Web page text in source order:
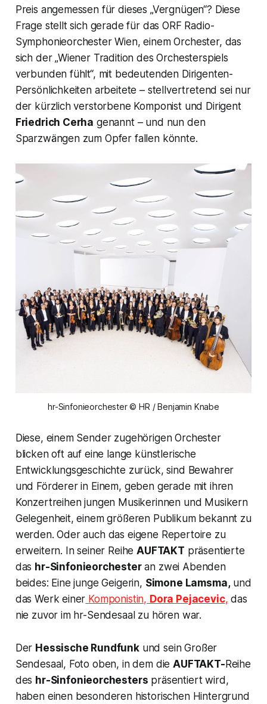
Preis angemessen für dieses „Vergnügen“? Diese
Frage stellt sich gerade für das ORF Radio-
Symphonieorchester Wien, einem Orchester, das
sich der „Wiener Tradition des Orchesterspiels
verbunden fühlt“, mit bedeutenden Dirigenten-
Persönlichkeiten arbeitete – stellvertretend sei nur
der kürzlich verstorbene Komponist und Dirigent
Friedrich Cerha genannt – und nun den
Sparzwängen zum Opfer fallen könnte.
hr-Sinfonieorchester © HR / Benjamin Knabe
Diese, einem Sender zugehörigen Orchester
blicken oft auf eine lange künstlerische
Entwicklungsgeschichte zurück, sind Bewahrer
und Förderer in Einem, geben gerade mit ihren
Konzertreihen jungen Musikerinnen und Musikern
Gelegenheit, einem größeren Publikum bekannt zu
werden. Oder auch das eigene Repertoire zu
erweitern. In seiner ReiheAUFTAKT präsentierte
das hr-Sinfonieorchesteran zwei Abenden
beides: Eine junge Geigerin, Simone Lamsma,und
das Werk einer Komponistin, Dora Pejacevic, das
nie zuvor im hr-Sendesaal zu hören war.
Der Hessische Rundfunkund sein Großer
Sendesaal, Foto oben, in dem dieAUFTAKT- Reihe
des hr-Sinfonieorchesters präsentiert wird,
haben einen besonderen historischen Hintergrund